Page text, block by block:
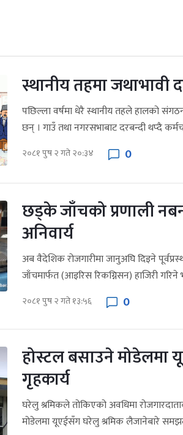
स्थानीय तहमा जथाभावी
पछिल्ला वर्षमा धेरै स्थानीय तहले हालको
छन् । गाउँ तथा नगरसभाबाट दरबन्दी थप्दै
२०८१ पुष २ गते २०:३४ 0
छड्के जाँचको प्रणाली
अनिवार्य
अब वैदेशिक रोजगारीमा जानुअघि दिइने
जाँचमार्फत (आइरिस रिकग्निसन) हाजिरी
२०८१ पुष २ गते १३:५६ 0
होस्टल बसाउने मोडेलमा
गृहकार्य
घरेलु श्रमिकले तोकिएको अवधिमा
मोडेलमा यूएईसँग घरेलु श्रमिक लैजानेबारे